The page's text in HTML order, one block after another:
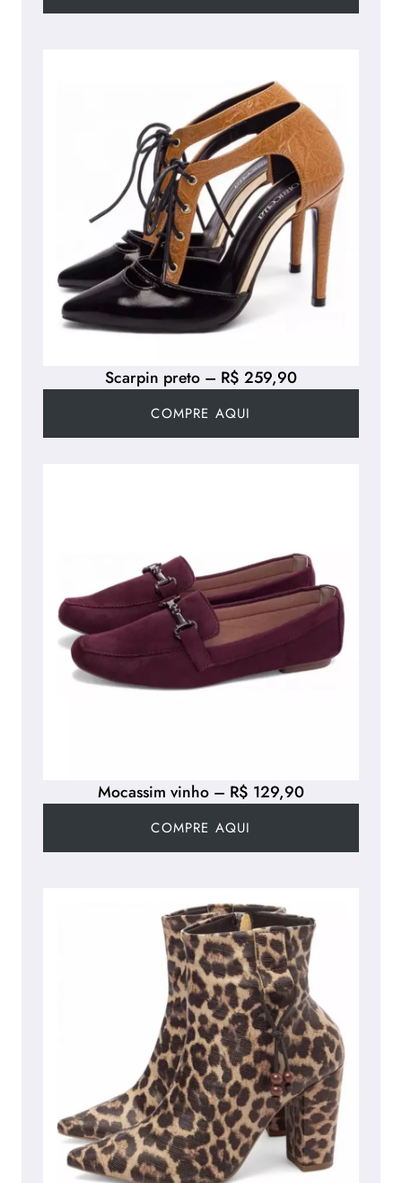
Scarpin preto – R$ 259,90
COMPRE AQUI
Mocassim vinho – R$ 129,90
COMPRE AQUI